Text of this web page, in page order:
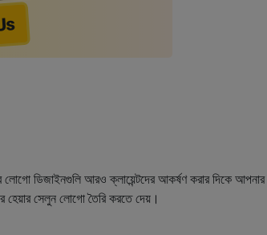
লোগো ডিজাইনগুলি আরও ক্লায়েন্টদের আকর্ষণ করার দিকে
হেয়ার সেলুন লোগো তৈরি করতে দেয়।